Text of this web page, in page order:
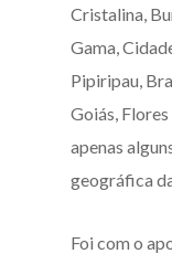
Cristalina,
Gama,
Pipiripau,
Goiás,
apenas
geográfica
Foi com o